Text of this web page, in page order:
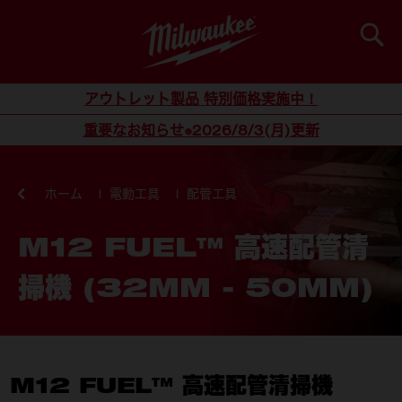
検索
コンテンツにスキップアウトレット製品 特別価格実施中！
重要なお知らせ※2026/8/3(月)更新
ホーム 電動工具 配管工具
M12 FUEL™ 高速配管清
掃機 (32MM - 50MM)
M12 FUEL™ 高速配管清掃機